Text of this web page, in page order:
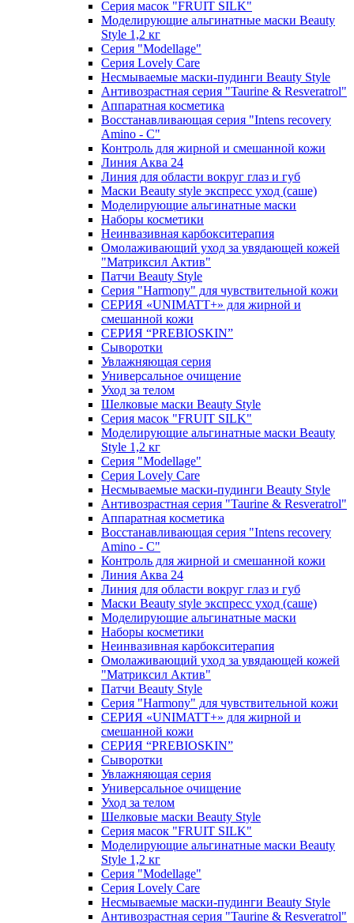
Серия масок "FRUIT SILK"
Моделирующие альгинатные маски Beauty
Style 1,2 кг
Серия "Modellage"
Cерия Lovely Care
Несмываемые маски-пудинги Beauty Style
Антивозрастная серия "Taurine & Resveratrol"
Аппаратная косметика
Восстанавливающая серия "Intens recovery
Amino - C"
Контроль для жирной и смешанной кожи
Линия Аква 24
Линия для области вокруг глаз и губ
Маски Beauty style экспресс уход (саше)
Моделирующие альгинатные маски
Наборы косметики
Неинвазивная карбокситерапия
Омолаживающий уход за увядающей кожей
"Матриксил Актив"
Патчи Beauty Style
Серия "Harmony" для чувствительной кожи
СЕРИЯ «UNIMATT+» для жирной и
смешанной кожи
СЕРИЯ “PREBIOSKIN”
Сыворотки
Увлажняющая серия
Универсальное очищение
Уход за телом
Шелковые маски Beauty Style
Серия масок "FRUIT SILK"
Моделирующие альгинатные маски Beauty
Style 1,2 кг
Серия "Modellage"
Cерия Lovely Care
Несмываемые маски-пудинги Beauty Style
Антивозрастная серия "Taurine & Resveratrol"
Аппаратная косметика
Восстанавливающая серия "Intens recovery
Amino - C"
Контроль для жирной и смешанной кожи
Линия Аква 24
Линия для области вокруг глаз и губ
Маски Beauty style экспресс уход (саше)
Моделирующие альгинатные маски
Наборы косметики
Неинвазивная карбокситерапия
Омолаживающий уход за увядающей кожей
"Матриксил Актив"
Патчи Beauty Style
Серия "Harmony" для чувствительной кожи
СЕРИЯ «UNIMATT+» для жирной и
смешанной кожи
СЕРИЯ “PREBIOSKIN”
Сыворотки
Увлажняющая серия
Универсальное очищение
Уход за телом
Шелковые маски Beauty Style
Серия масок "FRUIT SILK"
Моделирующие альгинатные маски Beauty
Style 1,2 кг
Серия "Modellage"
Cерия Lovely Care
Несмываемые маски-пудинги Beauty Style
Антивозрастная серия "Taurine & Resveratrol"